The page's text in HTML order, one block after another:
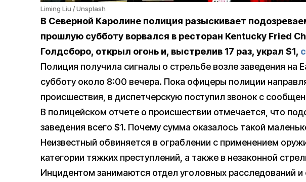
Liming Liu / Unsplash
В Северной Каролине полиция разыскивает
прошлую субботу ворвался в ресторан Kentucky Fried
Голдсборо, открыл огонь и, выстрелив 17 раз, украл $1,
Полиция получила сигналы о стрельбе возле заведения на
субботу около 8:00 вечера. Пока офицеры полиции
происшествия, в диспетчерскую поступил звонок с
В полицейском отчете о происшествии отмечается, что
заведения всего $1. Почему сумма оказалось такой
Неизвестный обвиняется в ограблении с применением
категории тяжких преступлений, а также в незаконной
Инцидентом занимаются отдел уголовных расследований и